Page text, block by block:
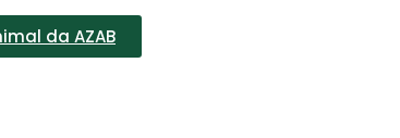
da AZAB